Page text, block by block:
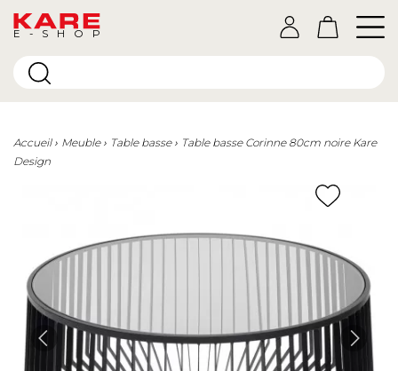
E-SHOP
Accueil Meuble Table basse
Table basse Corinne 80cm noire Kare
Design